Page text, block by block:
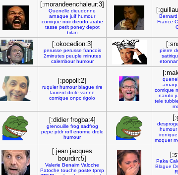
[:morandeenchaleur:3]
Quenelle dieudonne
arnaque juif humour
comique noir dieudo arabe
tasse petit poney depot
bilan
Bernard
France
[:okocedion:3]
perusse perusse francois
2minutes peuple minutes
calembour humour
pierre
[:popoll:2]
ruquier humour blague rire
laurent drole vanne
comique onpc rigolo
comique
naruto
tele
[:didier frogba:4]
grenouille frog sadfrog
pepe ptdr rofl enorme drole
humour
humour
ironique
moquer
[:jean jacques
bourdin:5]
Valerie Benaim Valoche
Patoche touche poste tpmp
Paka
Blague